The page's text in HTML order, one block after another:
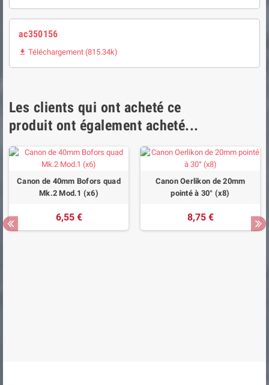
ac350156
 Téléchargement (815.34k)
Les clients qui ont acheté ce
produit ont également acheté...
Canon de 40mm Bofors quad
Mk.2 Mod.1 (x6)
6,55 €
Canon Oerlikon de 20mm
pointé à 30° (x8)
8,75 €